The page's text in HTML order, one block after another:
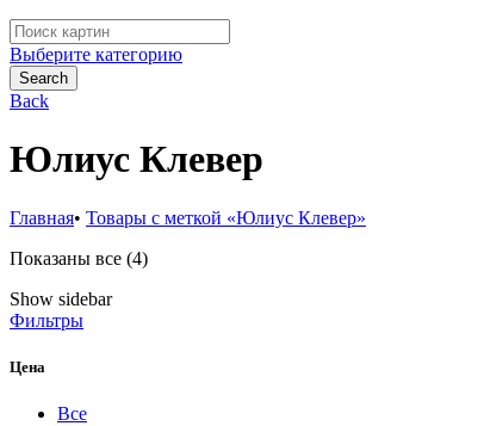
Search
for:
Выберите категорию
Search
Back
Юлиус Клевер
Главная• Товары с меткой «Юлиус Клевер»
Показаны все (4)Сортировка:
Show sidebar
Фильтры
Цена
Все